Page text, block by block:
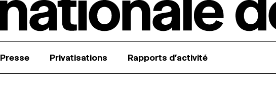
Presse Privatisations Rapports d’activité